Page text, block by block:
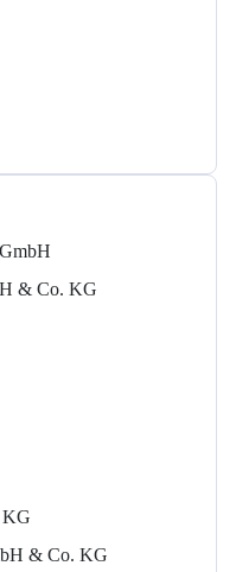
& Co. KG
KG
& Co. KG